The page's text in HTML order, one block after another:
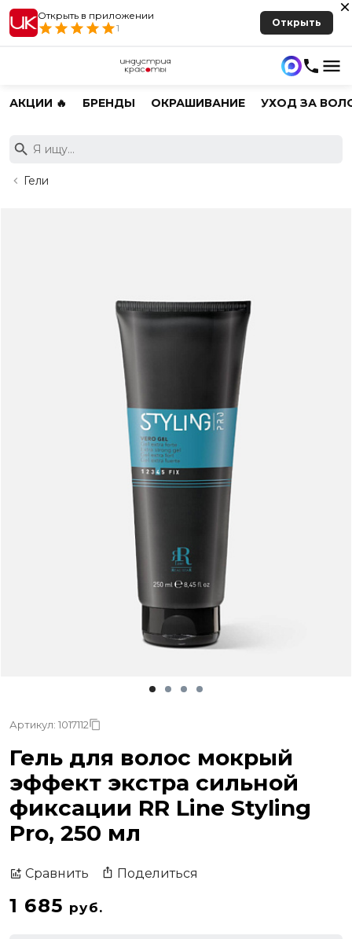
Открыть в приложении
1
Открыть
АКЦИИ 🔥 БРЕНДЫ ОКРАШИВАНИЕ УХОД ЗА
Гели
Артикул: 1017112
Гель для волос мокрый
эффект экстра сильной
фиксации RR Line Styling
Pro, 250 мл
Сравнить Поделиться
1 685 руб.